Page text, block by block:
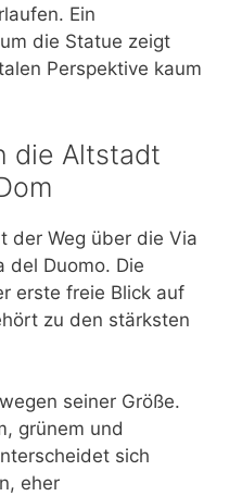
Ein
die Statue zeigt
Perspektive kaum
die Altstadt
der Weg über die Via
del Duomo. Die
erste freie Blick auf
zu den stärksten
seiner Größe.
grünem und
sich
eher